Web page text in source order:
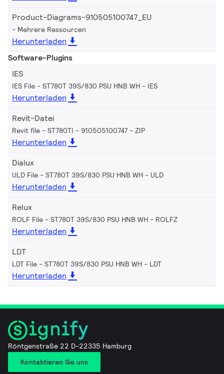
Product-Diagrams-910505100747_EU
Mehrere Ressourcen
Herunterladen
Software-Plugins
IES
IES File - ST780T 39S/830 PSU HNB WH IES
Herunterladen
Revit-Datei
Revit file - ST780TI - 910505100747 ZIP
Herunterladen
Dialux
ULD File - ST780T 39S/830 PSU HNB WH ULD
Herunterladen
Relux
ROLF File - ST780T 39S/830 PSU HNB WH ROLFZ
Herunterladen
LDT
LDT File - ST780T 39S/830 PSU HNB WH LDT
Herunterladen
Röntgenstraße 22 D-22335 Hamburg
Kontaktieren Sie uns